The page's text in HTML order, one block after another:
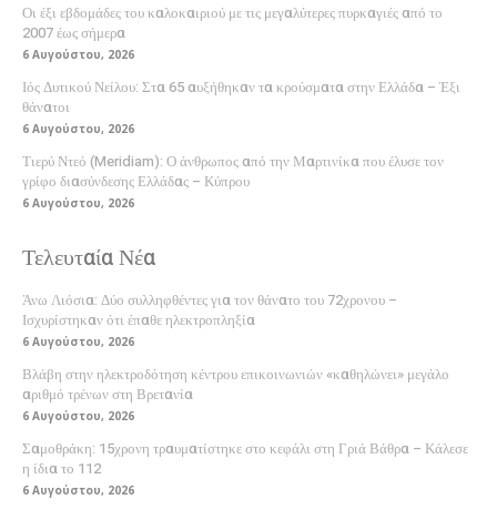
Οι έξι εβδομάδες του καλοκαιριού με τις μεγαλύτερες πυρκαγιές από το
2007 έως σήμερα
6 Αυγούστου, 2026
Ιός Δυτικού Νείλου: Στα 65 αυξήθηκαν τα κρούσματα στην Ελλάδα – Έξι
θάνατοι
6 Αυγούστου, 2026
Τιερύ Ντεό (Meridiam): Ο άνθρωπος από την Μαρτινίκα που έλυσε τον
γρίφο διασύνδεσης Ελλάδας – Κύπρου
6 Αυγούστου, 2026
Τελευταία Νέα
Άνω Λιόσια: Δύο συλληφθέντες για τον θάνατο του 72χρονου –
Ισχυρίστηκαν ότι έπαθε ηλεκτροπληξία
6 Αυγούστου, 2026
Βλάβη στην ηλεκτροδότηση κέντρου επικοινωνιών «καθηλώνει» μεγάλο
αριθμό τρένων στη Βρετανία
6 Αυγούστου, 2026
Σαμοθράκη: 15χρονη τραυματίστηκε στο κεφάλι στη Γριά Βάθρα – Κάλεσε
η ίδια το 112
6 Αυγούστου, 2026